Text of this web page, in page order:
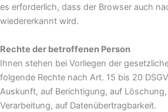
es erforderlich, dass der Browser auch
wiedererkannt wird.
Rechte der betroffenen Person
Ihnen stehen bei Vorliegen der
folgende Rechte nach Art. 15 bis 20
Auskunft, auf Berichtigung, auf
Verarbeitung, auf Datenübertragbarkeit.